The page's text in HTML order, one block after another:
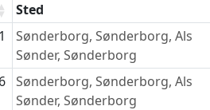
Sted
Sønderborg, Sønderborg, Als
Sønder, Sønderborg
Sønderborg, Sønderborg, Als
Sønder, Sønderborg